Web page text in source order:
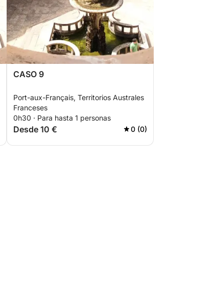
CASO 9
Port-aux-Français, Territorios Australes
Franceses
0h30 · Para hasta 1 personas
Desde 10 € 0 (0)